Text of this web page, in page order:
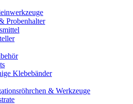
Probenhalter
Klebebänder
& Werkzeuge